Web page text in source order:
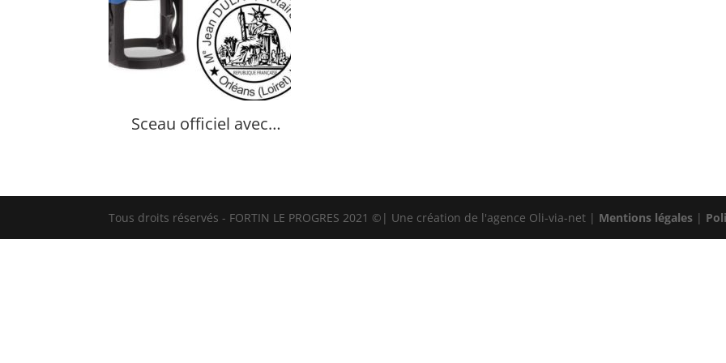
Sceau officiel avec
Tous droits réservés - FORTIN LE PROGRES 2021 ©| Une création de l'agence Oli-via-net | Mentions légales |